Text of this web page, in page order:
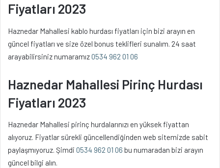
Fiyatları 2023
Haznedar Mahallesi kablo hurdası fiyatları için bizi arayın en
güncel fiyatları ve size özel bonus teklifleri sunalım. 24 saat
arayabilirsiniz numaramız0534 962 01 06
Haznedar Mahallesi Pirinç Hurdası
Fiyatları 2023
Haznedar Mahallesi pirinç hurdalarınızı en yüksek fiyattan
alıyoruz. Fiyatlar sürekli güncellendiğinden web sitemizde sabit
paylaşmıyoruz. Şimdi 0534 962 01 06 bu numaradan bizi arayın
güncel bilgi alın.